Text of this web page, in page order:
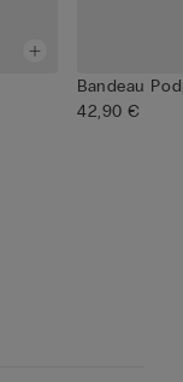
Bandeau
42,90 €